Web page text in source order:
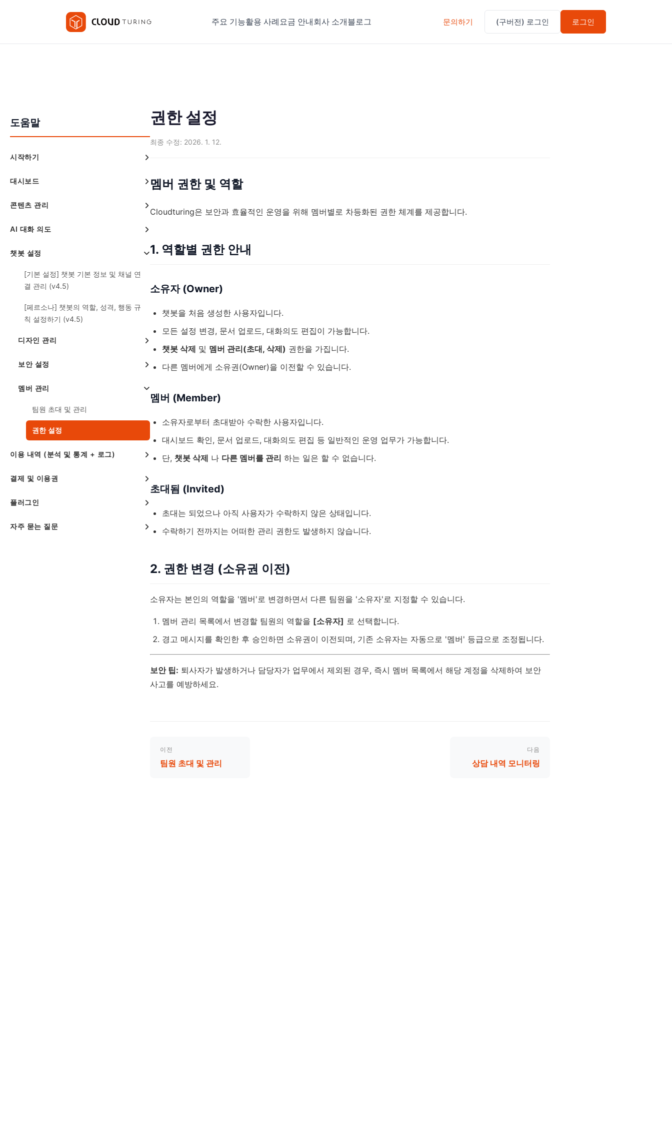
주요 기능활용 사례요금 안내회사 소개블로그 문의하기 (구버전) 로그인 로그인
도움말
시작하기
대시보드
콘텐츠 관리
AI 대화 의도
챗봇 설정
[기본 설정] 챗봇 기본 정보 및 채널 연
결 관리 (v4.5)
[페르소나] 챗봇의 역할, 성격, 행동 규
칙 설정하기 (v4.5)
디자인 관리
보안 설정
멤버 관리
팀원 초대 및 관리
권한 설정
이용 내역 (분석 및 통계 + 로그)
결제 및 이용권
플러그인
자주 묻는 질문
권한 설정
최종 수정: 2026. 1. 12.
멤버 권한 및 역할
Cloudturing은 보안과 효율적인 운영을 위해 멤버별로 차등화된 권한 체계를 제공합니다.
1. 역할별 권한 안내
소유자 (Owner)
챗봇을 처음 생성한 사용자입니다.
모든 설정 변경, 문서 업로드, 대화의도 편집이 가능합니다.
챗봇 삭제 및 멤버 관리(초대, 삭제) 권한을 가집니다.
다른 멤버에게 소유권(Owner)을 이전할 수 있습니다.
멤버 (Member)
소유자로부터 초대받아 수락한 사용자입니다.
대시보드 확인, 문서 업로드, 대화의도 편집 등 일반적인 운영 업무가 가능합니다.
단, 챗봇 삭제 나 다른 멤버를 관리 하는 일은 할 수 없습니다.
초대됨 (Invited)
초대는 되었으나 아직 사용자가 수락하지 않은 상태입니다.
수락하기 전까지는 어떠한 관리 권한도 발생하지 않습니다.
2. 권한 변경 (소유권 이전)
소유자는 본인의 역할을 '멤버'로 변경하면서 다른 팀원을 '소유자'로 지정할 수 있습니다.
멤버 관리 목록에서 변경할 팀원의 역할을 [소유자] 로 선택합니다.
경고 메시지를 확인한 후 승인하면 소유권이 이전되며, 기존 소유자는 자동으로 '멤버' 등급으로 조정됩니다.
보안 팁: 퇴사자가 발생하거나 담당자가 업무에서 제외된 경우, 즉시 멤버 목록에서 해당 계정을 삭제하여 보안
사고를 예방하세요.
이전
팀원 초대 및 관리
다음
상담 내역 모니터링